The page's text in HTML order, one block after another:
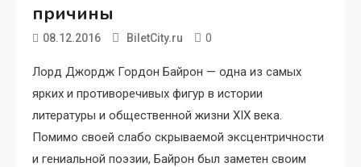
причины
08.12.2016 BiletCity.ru 0
Лорд Джордж Гордон Байрон — одна из самых
ярких и противоречивых фигур в истории
литературы и общественной жизни XIX века.
Помимо своей слабо скрываемой эксцентричности
и гениальной поэзии, Байрон был заметен своим